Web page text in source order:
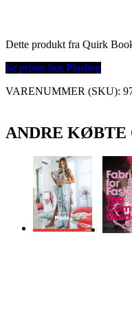
Dette produkt fra Quirk
Se prisen hos Plusbog
VARENUMMER (SKU):
ANDRE KØBTE